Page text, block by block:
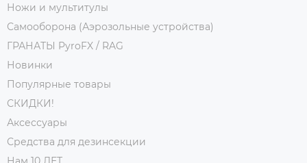
Ножи и мультитулы
Самооборона (Аэрозольные устройства)
ГРАНАТЫ PyroFX / RAG
Новинки
Популярные товары
СКИДКИ!
Аксессуары
Средства для дезинсекции